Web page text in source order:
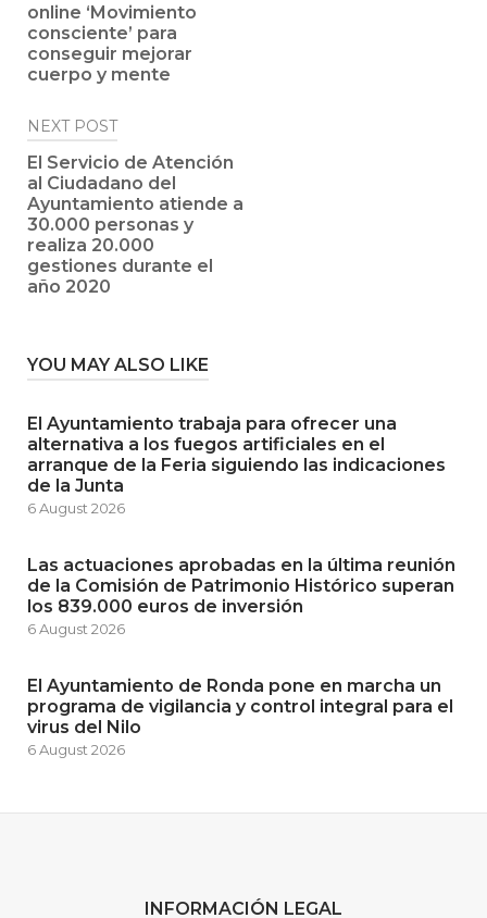
online ‘Movimiento
consciente’ para
conseguir mejorar
cuerpo y mente
NEXT POST
El Servicio de Atención
al Ciudadano del
Ayuntamiento atiende a
30.000 personas y
realiza 20.000
gestiones durante el
año 2020
YOU MAY ALSO LIKE
El Ayuntamiento trabaja para ofrecer una
alternativa a los fuegos artificiales en el
arranque de la Feria siguiendo las indicaciones
de la Junta
6 August 2026
Las actuaciones aprobadas en la última reunión
de la Comisión de Patrimonio Histórico superan
los 839.000 euros de inversión
6 August 2026
El Ayuntamiento de Ronda pone en marcha un
programa de vigilancia y control integral para el
virus del Nilo
6 August 2026
INFORMACIÓN LEGAL